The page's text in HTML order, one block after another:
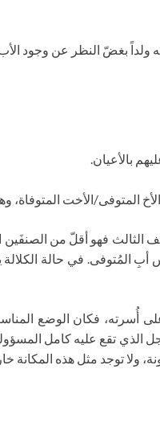
بغضّ النظر عن وجود الأب
بالأعيان.
الأخت المتوفاة، وهولاء
الثالث فهو أقلّ من
المُتوفى. في حالة الكلالة
أُسرته، فكان الوضع
الذي تقع عليه كامل
ولا توجد مثل هذه المكانة